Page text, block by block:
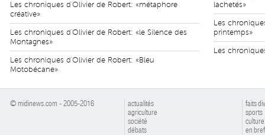
Les chroniques d'Olivier de Robert: «métaphore
créative»
Les chroniques d'Olivier de Robert: «le Silence des
Montagnes»
Les chroniques d'Olivier de Robert: «Bleu
Motobécane»
lachetés»
Les
printemps»
Les
© midinews.com - 2005-2016
actualités
agriculture
société
débats
faits
sports
culture
en bref